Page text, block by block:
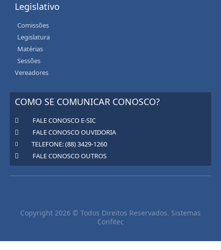
Legislativo
Comissões
Legislatura
Matérias
Sessões
Vereadores
COMO SE COMUNICAR CONOSCO?
FALE CONOSCO E-SIC
FALE CONOSCO OUVIDORIA
TELEFONE: (88) 3429-1260
FALE CONOSCO OUTROS
Copyright 2026 © Todos Direitos Reservados. Sistemas
Confitec